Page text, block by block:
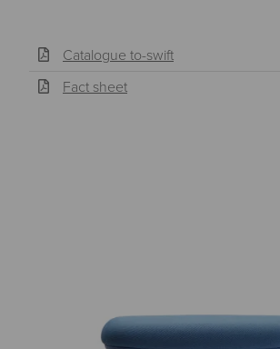
Catalogue to-swift
Fact sheet